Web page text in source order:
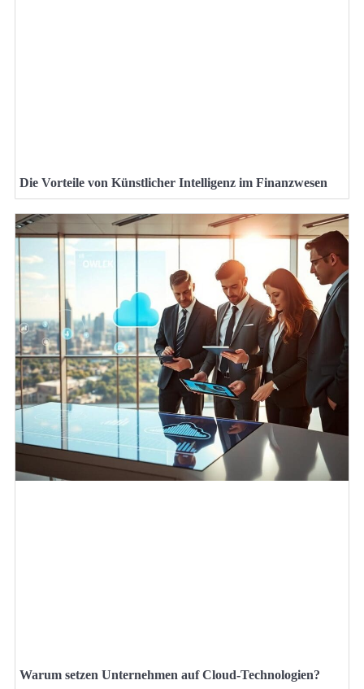
Die Vorteile von Künstlicher Intelligenz im Finanzwesen
Warum setzen Unternehmen auf Cloud-Technologien?